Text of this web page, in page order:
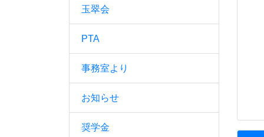
玉翠会
PTA
事務室より
お知らせ
奨学金